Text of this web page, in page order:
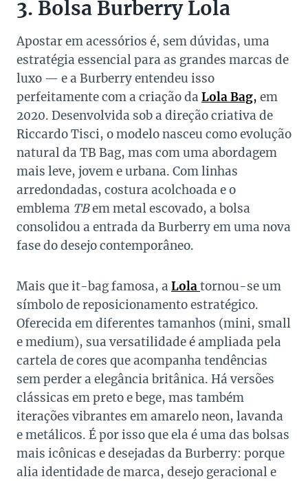
3. Bolsa Burberry Lola
Apostar em acessórios é, sem dúvidas, uma
estratégia essencial para as grandes marcas de
luxo — e a Burberry entendeu isso
perfeitamente com a criação da Lola Bag, em
2020. Desenvolvida sob a direção criativa de
Riccardo Tisci, o modelo nasceu como evolução
natural da TB Bag, mas com uma abordagem
mais leve, jovem e urbana. Com linhas
arredondadas, costura acolchoada e o
emblema TBem metal escovado, a bolsa
consolidou a entrada da Burberry em uma nova
fase do desejo contemporâneo.
Mais que it-bag famosa, a Lolatornou-se um
símbolo de reposicionamento estratégico.
Oferecida em diferentes tamanhos (mini, small
e medium), sua versatilidade é ampliada pela
cartela de cores que acompanha tendências
sem perder a elegância britânica. Há versões
clássicas em preto e bege, mas também
iterações vibrantes em amarelo neon, lavanda
e metálicos. É por isso que ela é uma das bolsas
mais icônicas e desejadas da Burberry: porque
alia identidade de marca, desejo geracional e